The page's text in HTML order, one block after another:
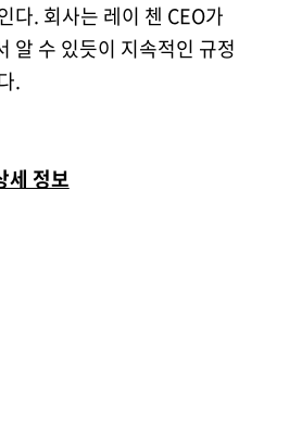
다. 회사는 레이 첸 CEO가
알 수 있듯이 지속적인 규정
.
세 정보